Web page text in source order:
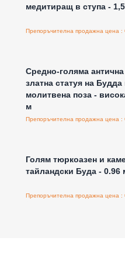
медитиращ в ступа -
Средно-голяма антична
златна статуя на Будда
молитвена поза -
м
Голям тюркоазен и
тайландски Буда - 0.96